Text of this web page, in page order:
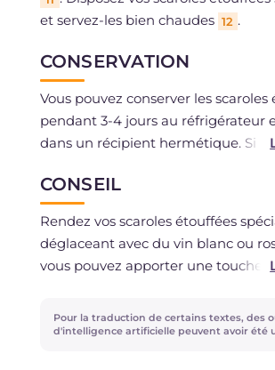
et servez-les bien chaudes 12 .
CONSERVATION
Vous pouvez conserver les scaroles
pendant 3-4 jours au réfrigérateur
dans un récipient hermétique. Si
CONSEIL
Rendez vos scaroles étouffées
déglaceant avec du vin blanc ou
vous pouvez apporter une touche
secs de votre choix. En alternative,
apporter une note sucrée, ajoutez
Pour la traduction de certains textes, des
d'intelligence artificielle peuvent avoir été